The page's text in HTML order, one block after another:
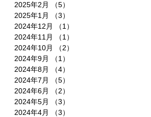
2025年2月
（5）
2025年1月
（3）
2024年12月
（1）
2024年11月
（1）
2024年10月
（2）
2024年9月
（1）
2024年8月
（4）
2024年7月
（5）
2024年6月
（2）
2024年5月
（3）
2024年4月
（3）